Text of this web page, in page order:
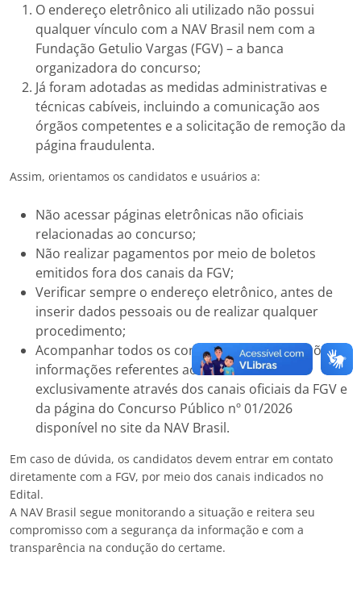
O endereço eletrônico ali utilizado não possui
qualquer vínculo com a NAV Brasil nem com a
Fundação Getulio Vargas (FGV) – a banca
organizadora do concurso;
Já foram adotadas as medidas administrativas e
técnicas cabíveis, incluindo a comunicação aos
órgãos competentes e a solicitação de remoção da
página fraudulenta.
Assim, orientamos os candidatos e usuários a:
Não acessar páginas eletrônicas não oficiais
relacionadas ao concurso;
Não realizar pagamentos por meio de boletos
emitidos fora dos canais da FGV;
Verificar sempre o endereço eletrônico, antes de
inserir dados pessoais ou de realizar qualquer
procedimento;
Acompanhar todos os comunicados, orientações e
informações referentes ao concurso
exclusivamente através dos canais oficiais da FGV e
da página do Concurso Público nº 01/2026
disponível no site da NAV Brasil.
Em caso de dúvida, os candidatos devem entrar em contato
diretamente com a FGV, por meio dos canais indicados no
Edital.
A NAV Brasil segue monitorando a situação e reitera seu
compromisso com a segurança da informação e com a
transparência na condução do certame.